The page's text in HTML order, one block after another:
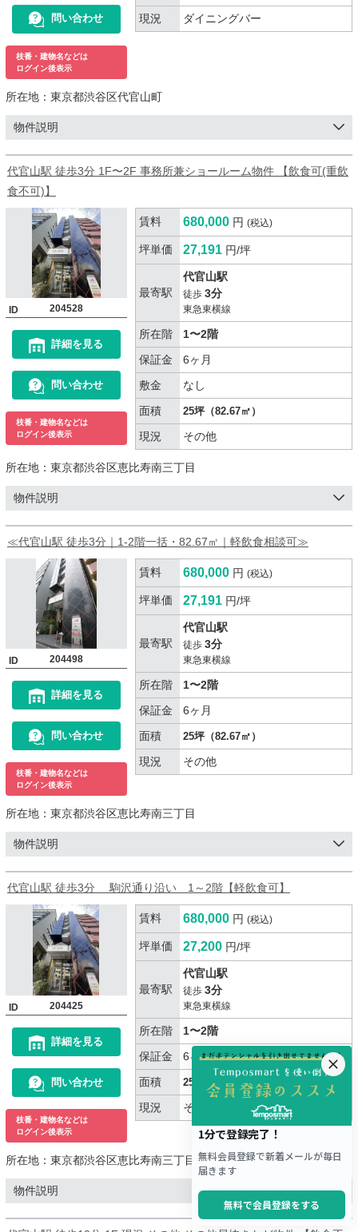
問い合わせ
枝番・建物名などは
ログイン後表示
現況 ダイニングバー
所在地： 東京都渋谷区代官山町
物件説明
代官山駅 徒歩3分 1F〜2F 事務所兼ショールーム物件 【飲食可(重飲
食不可)】
ID 204528
詳細を見る
問い合わせ
枝番・建物名などは
ログイン後表示
賃料 680,000 円 (税込)
坪単価 27,191 円/坪
最寄駅
代官山駅
徒歩 3分
東急東横線
所在階
1〜2階
保証金
6ヶ月
敷金
なし
面積
25坪（82.67㎡）
現況 その他
所在地： 東京都渋谷区恵比寿南三丁目
物件説明
≪代官山駅 徒歩3分｜1-2階一括・82.67㎡｜軽飲食相談可≫
ID 204498
詳細を見る
問い合わせ
枝番・建物名などは
ログイン後表示
賃料 680,000 円 (税込)
坪単価 27,191 円/坪
最寄駅
代官山駅
徒歩 3分
東急東横線
所在階
1〜2階
保証金
6ヶ月
面積
25坪（82.67㎡）
現況 その他
所在地： 東京都渋谷区恵比寿南三丁目
物件説明
代官山駅 徒歩3分 駒沢通り沿い 1～2階【軽飲食可】
ID 204425
詳細を見る
問い合わせ
枝番・建物名などは
ログイン後表示
賃料 680,000 円 (税込)
坪単価 27,200 円/坪
最寄駅
代官山駅
徒歩 3分
東急東横線
所在階
1〜2階
保証金
6ヶ月
面積
25坪（82.64㎡）
現況 その他
所在地： 東京都渋谷区恵比寿南三丁目
物件説明